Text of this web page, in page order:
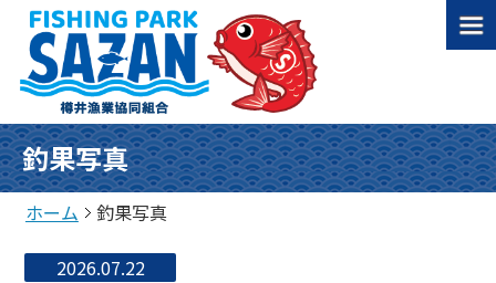
釣果写真
ホーム 釣果写真
2026.07.22